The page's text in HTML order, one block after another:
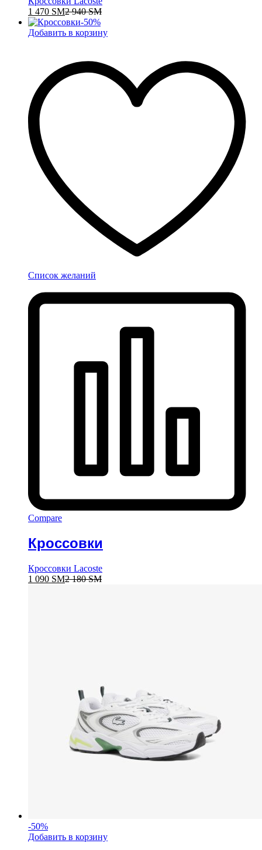
1 470 ЅМ2 940ЅМ
-50%
Добавить в корзину
Список желаний
Compare
Кроссовки
Кроссовки Lacoste
1 090 ЅМ2 180ЅМ
-50%
Добавить в корзину